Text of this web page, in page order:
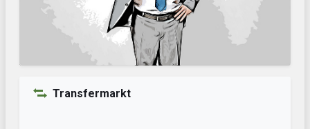
Transfermarkt